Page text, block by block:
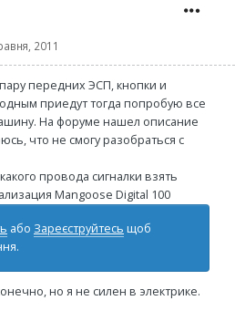
2011
передних ЭСП, кнопки и
приедут тогда попробую все
На форуме нашел описание
что не смогу разобраться с
провода сигналки взять
Mangoose Digital 100
або Зареєструйтесь щоб
но я не силен в электрике.